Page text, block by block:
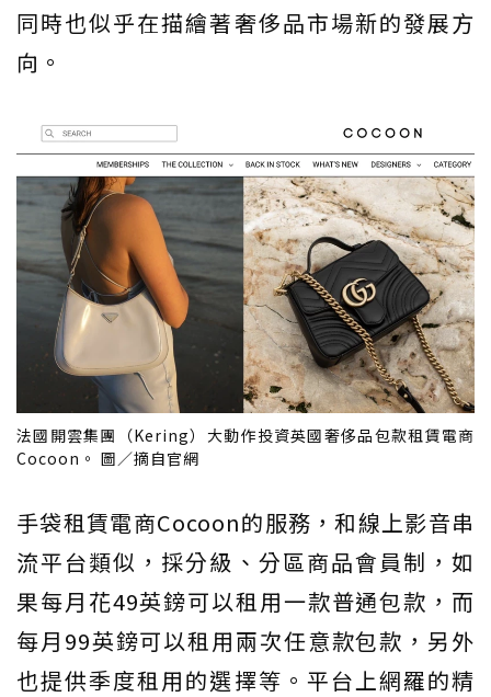
同時也似乎在描繪著奢侈品市場新的發展方
向。
法國開雲集團（Kering）大動作投資英國奢侈品包款租賃電商
Cocoon。 圖／摘自官網
手袋租賃電商Cocoon的服務，和線上影音串
流平台類似，採分級、分區商品會員制，如
果每月花49英鎊可以租用一款普通包款，而
每月99英鎊可以租用兩次任意款包款，另外
也提供季度租用的選擇等。平台上網羅的精